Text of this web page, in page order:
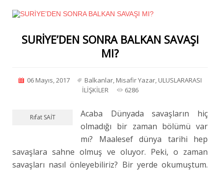
SURİYE’DEN SONRA BALKAN SAVAŞI
MI?
06 Mayıs, 2017 Balkanlar Misafir Yazar ULUSLARARASI
İLİŞKİLER
6286
Rıfat SAİT
Acaba Dünyada savaşların hiç
olmadığı bir zaman bölümü var
mı? Maalesef dünya tarihi hep
savaşlara sahne olmuş ve oluyor. Peki, o zaman
savaşları nasıl önleyebiliriz? Bir yerde okumuştum.